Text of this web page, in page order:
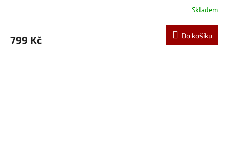
Skladem
799 Kč Do košíku